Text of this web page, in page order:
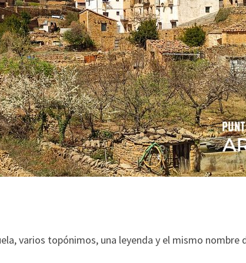
varios topónimos, una leyenda y el mismo nombre